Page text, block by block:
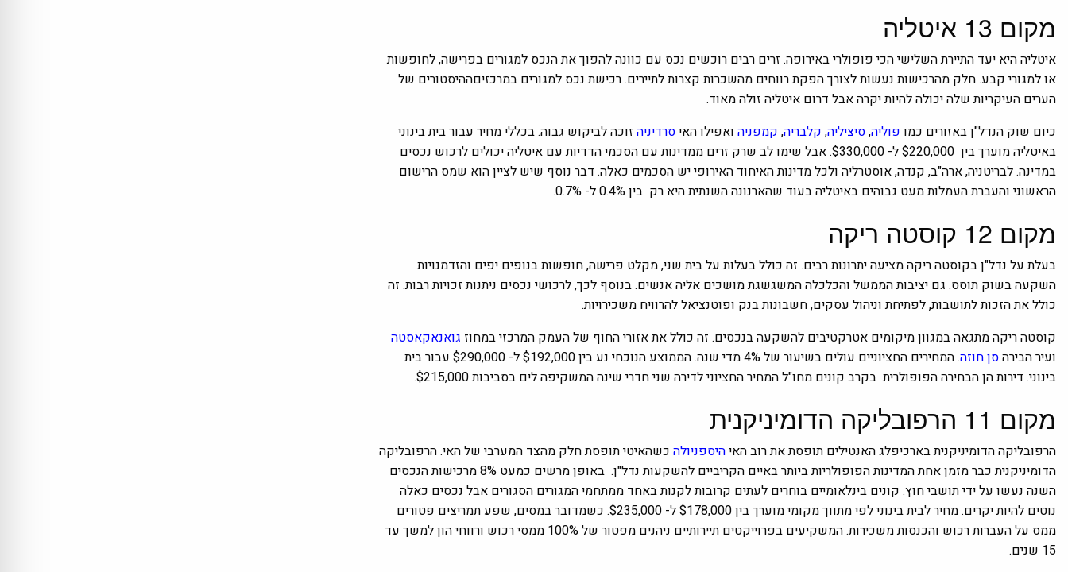
מקום 13 איטליה
איטליה היא יעד התיירת השלישי הכי פופולרי באירופה. זרים רבים רוכשים נכס עם כוונה להפוך את הנכס למגורים בפרישה, לחופשות
או למגורי קבע. חלק מהרכישות נעשות לצורך הפקת רווחים מהשכרות קצרות לתיירים. רכישת נכס למגורים במרכזיםההיסטורים של
הערים העיקריות שלה יכולה להיות יקרה אבל דרום איטליה זולה מאוד.
כיום שוק הנדל"ן באזורים כמו פוליה,סיציליה, קלבריה, קמפניה ואפילו האיסרדיניה זוכה לביקוש גבוה. בכללי מחיר עבור בית בינוני
באיטליה מוערך בין $220,000 ל- $330,000. אבל שימו לב שרק זרים ממדינות עם הסכמי הדדיות עם איטליה יכולים לרכוש נכסים
במדינה. לבריטניה, ארה"ב, קנדה, אוסטרליה ולכל מדינות האיחוד האירופי יש הסכמים כאלה. דבר נוסף שיש לציין הוא שמס הרישום
הראשוני והעברת העמלות מעט גבוהים באיטליה בעוד שהארנונה השנתית היא רק בין 0.4% ל- 0.7%.
מקום 12 קוסטה ריקה
בעלת על נדל"ן בקוסטה ריקה מציעה יתרונות רבים. זה כולל בעלות על בית שני, מקלט פרישה, חופשות בנופים יפים והזדמנויות
השקעה בשוק תוסס. גם יציבות הממשל והכלכלה המשגשגת מושכים אליה אנשים. בנוסף לכך, לרכושי נכסים ניתנות זכויות רבות. זה
כולל את הזכות לתושבות, לפתיחת וניהול עסקים, חשבונות בנק ופוטנציאל להרוויח משכירויות.
קוסטה ריקה מתגאה במגוון מיקומים אטרקטיבים להשקעה בנכסים. זה כולל את אזורי החוף של העמק המרכזי במחוז גואנאקאסטה
ועיר הבירהסן חוזה
. המחירים החציוניים עולים בשיעור של 4% מדי שנה. הממוצע הנוכחי נע בין $192,000 ל- $290,000 עבור בית
בינוני. דירות הן הבחירה הפופולרית בקרב קונים מחו"ל המחיר החציוני לדירה שני חדרי שינה המשקיפה לים בסביבות $215,000.
מקום 11 הרפובליקה הדומיניקנית
הרפובליקה הדומיניקנית בארכיפלג האנטילים תופסת את רוב האיהיספניולה כשהאיטי תופסת חלק מהצד המערבי של האי. הרפובליקה
הדומיניקנית כבר מזמן אחת המדינות הפופולריות ביותר באיים הקריביים להשקעות נדל"ן. באופן מרשים כמעט 8% מרכישות הנכסים
השנה נעשו על ידי תושבי חוץ. קונים בינלאומיים בוחרים לעתים קרובות לקנות באחד ממתחמי המגורים הסגורים אבל נכסים כאלה
נוטים להיות יקרים. מחיר לבית בינוני לפי מתווך מקומי מוערך בין $178,000 ל- $235,000.
כשמדובר במסים, שפע תמריצים פטורים
ממס על העברות רכוש והכנסות משכירות. המשקיעים בפרוייקטים תיירותיים ניהנים מפטור של 100% ממסי רכוש ורווחי הון למשך עד
15 שנים.